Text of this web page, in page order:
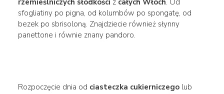
sfogliatiny po pigna, od kolumbów po spongatę, od
bezek po sbrisoloną. Znajdziecie również słynny
panettone i równie znany pandoro.
Rozpoczęcie dnia od ciasteczka cukierniczegolub